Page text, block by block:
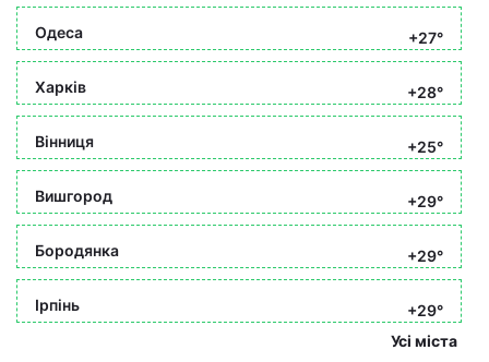
Одеса +27°
Харків +28°
Вінниця +25°
Вишгород +29°
Бородянка +29°
Ірпінь
+29°
Усі міста